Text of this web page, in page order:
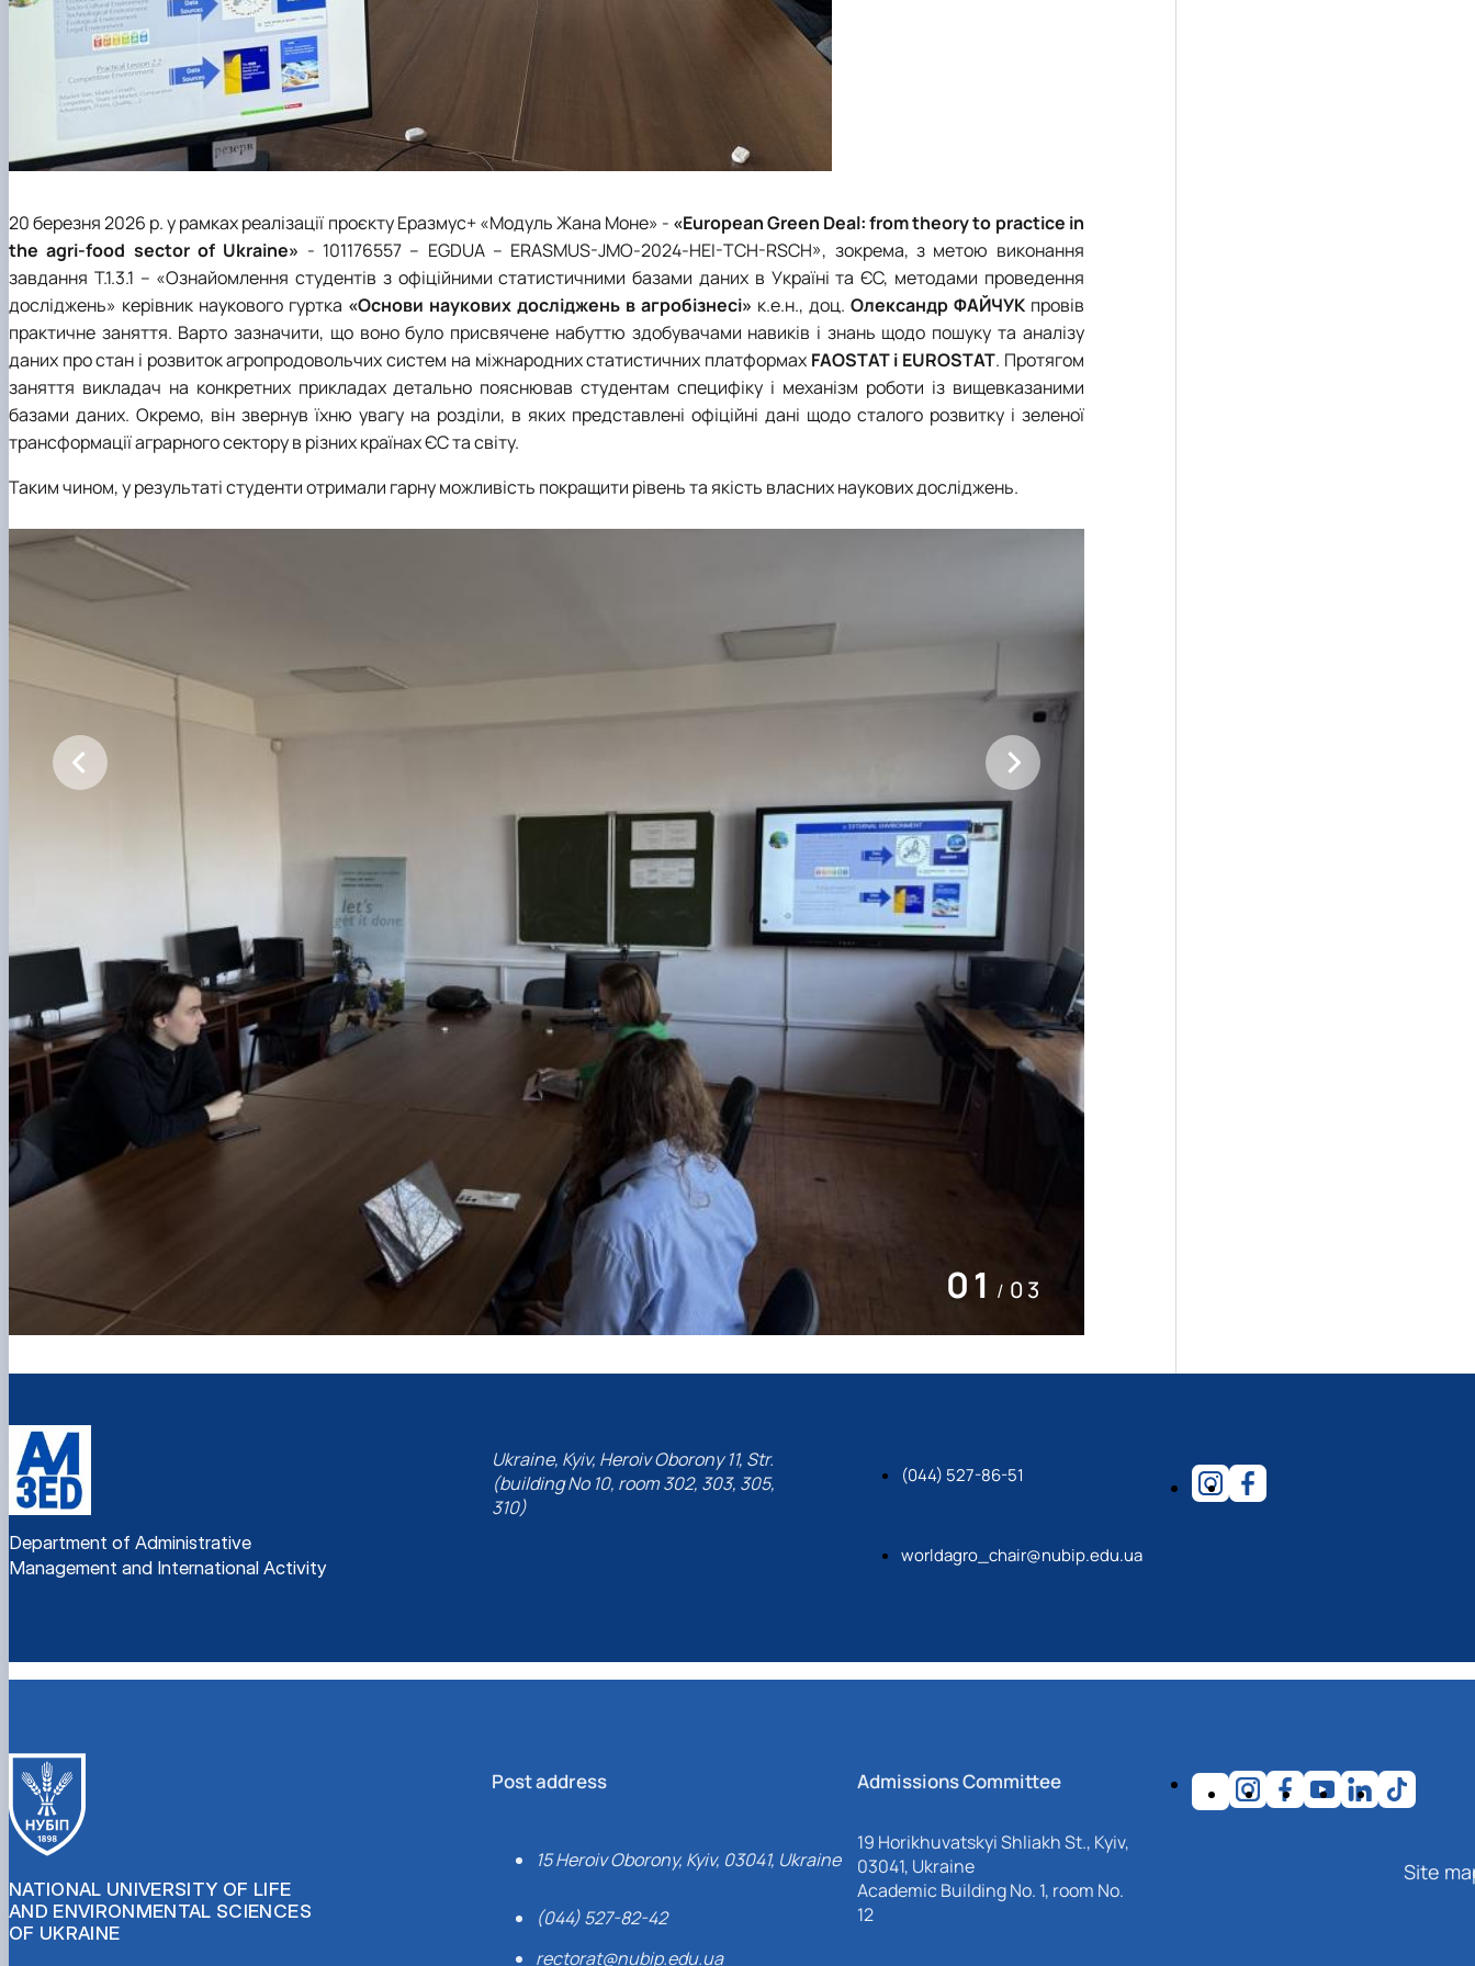
20 березня 2026 р. у рамках реалізації проєкту Еразмус+ «Модуль Жана Моне» - «European Green Deal: from theory to practice in
the agri-food sector of Ukraine» - 101176557 – EGDUA – ERASMUS-JMO-2024-HEI-TCH-RSCH», зокрема, з метою виконання
завдання Т.1.3.1 – «Ознайомлення студентів з офіційними статистичними базами даних в Україні та ЄС, методами проведення
досліджень» керівник наукового гуртка «Основи наукових досліджень в агробізнесі» к.е.н., доц. Олександр ФАЙЧУКпровів
практичне заняття. Варто зазначити, що воно було присвячене набуттю здобувачами навиків і знань щодо пошуку та аналізу
даних про стан і розвиток агропродовольчих систем на міжнародних статистичних платформах FAOSTATі EUROSTAT. Протягом
заняття викладач на конкретних прикладах детально пояснював студентам специфіку і механізм роботи із вищевказаними
базами даних. Окремо, він звернув їхню увагу на розділи, в яких представлені офіційні дані щодо сталого розвитку і зеленої
трансформації аграрного сектору в різних країнах ЄС та світу.
Таким чином, у результаті студенти отримали гарну можливість покращити рівень та якість власних наукових досліджень.
02 / 03
Department of Administrative
Management and International Activity
Ukraine, Kyiv, Heroiv Oborony 11, Str.
(building No 10, room 302, 303, 305,
310)
(044) 527-86-51
worldagro_chair@nubip.edu.ua
NATIONAL UNIVERSITY OF LIFE
AND ENVIRONMENTAL SCIENCES
OF UKRAINE
Post address
15 Heroiv Oborony, Kyiv, 03041, Ukraine
(044) 527-82-42
rectorat@nubip.edu.ua
Admissions Committee
19 Horikhuvatskyi Shliakh St., Kyiv,
03041, Ukraine
Academic Building No. 1, room No.
12
Site